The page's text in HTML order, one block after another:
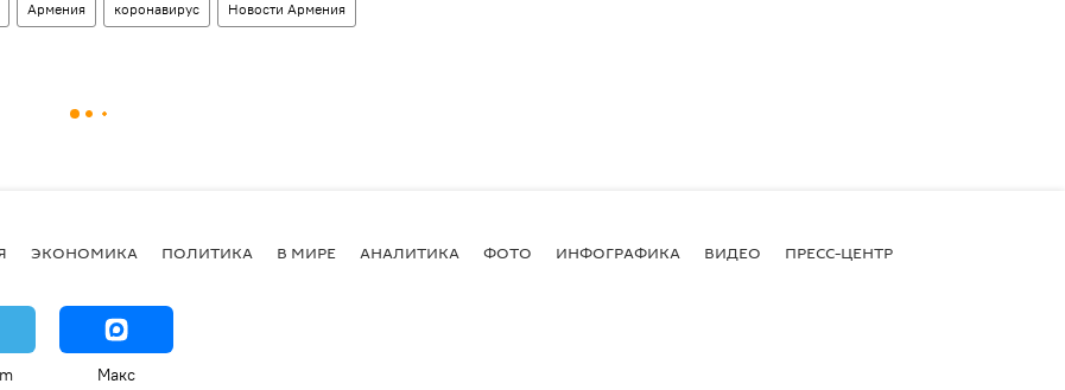
Армения коронавирус Новости Армения
ЭКОНОМИКА ПОЛИТИКА В МИРЕ АНАЛИТИКА ФОТО ИНФОГРАФИКА ВИДЕО ПРЕСС-ЦЕНТР
Макс